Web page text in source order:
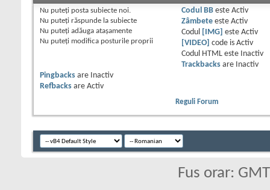
Nu puteţi posta subiecte noi.
Nu puteţi răspunde la subiecte
Nu puteţi adăuga ataşamente
Nu puteţi modifica posturile proprii
Codul BBeste Activ
Zâmbeteeste Activ
Codul
[IMG] este Activ
[VIDEO] code is Activ
Codul HTML este
Inactiv
Trackbacksare
Inactiv
Pingbacks are
Inactiv
Refbacks are Activ
Reguli Forum
Fus orar: